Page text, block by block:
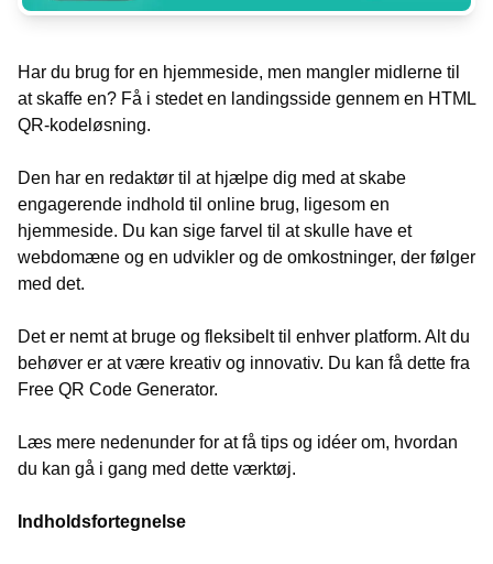
Har du brug for en hjemmeside, men mangler midlerne til
at skaffe en? Få i stedet en landingsside gennem en HTML
QR-kodeløsning.
Den har en redaktør til at hjælpe dig med at skabe
engagerende indhold til online brug, ligesom en
hjemmeside. Du kan sige farvel til at skulle have et
webdomæne og en udvikler og de omkostninger, der følger
med det.
Det er nemt at bruge og fleksibelt til enhver platform. Alt du
behøver er at være kreativ og innovativ. Du kan få dette fra
Free QR Code Generator.
Læs mere nedenunder for at få tips og idéer om, hvordan
du kan gå i gang med dette værktøj.
Indholdsfortegnelse